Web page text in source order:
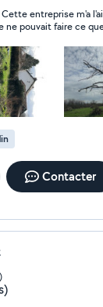
entreprise m'a
ne pouvait faire ce
Contacter